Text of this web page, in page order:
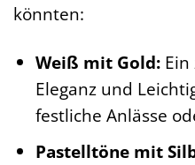
könnten:
Weiß mit Gold:Ein
Eleganz und
festliche Anlässe
Pastelltöne mit